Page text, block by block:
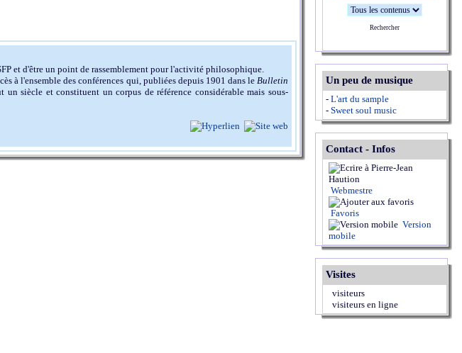
et d'être un point de rassemblement pour l'activité philosophique.
à l'ensemble des conférences qui, publiées depuis 1901 dans leBulletin
siècle et constituent un corpus de référence considérable mais sous-
Rechercher
Un peu de musique
- L'art du sample
- Sweet soul music
Contact - Infos
Webmestre
Favoris
Version
mobile
Visites
visiteurs
visiteurs en ligne